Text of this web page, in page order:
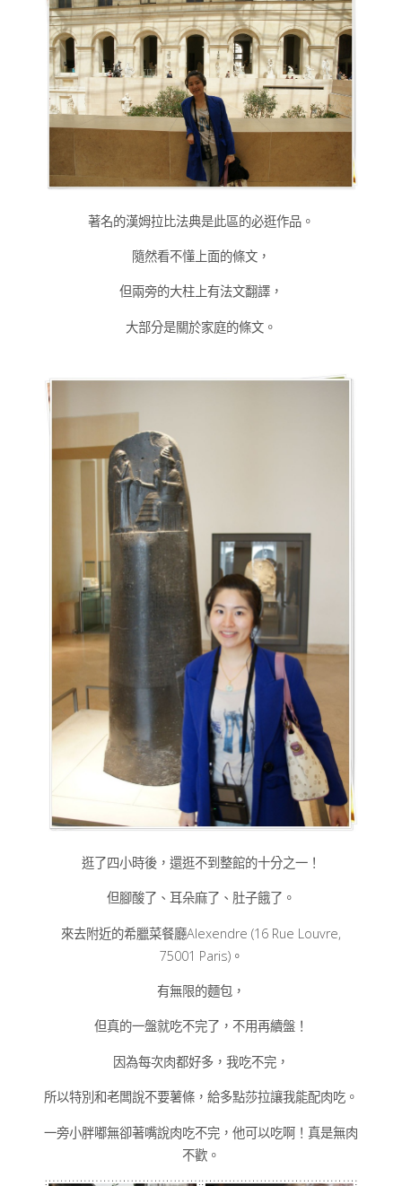
著名的漢姆拉比法典是此區的必逛作品。
隨然看不懂上面的條文，
但兩旁的大柱上有法文翻譯，
大部分是關於家庭的條文。
逛了四小時後，還逛不到整館的十分之一！
但腳酸了、耳朵麻了、肚子餓了。
來去附近的希臘菜餐廳Alexendre (16 Rue Louvre,
75001 Paris)。
有無限的麵包，
但真的一盤就吃不完了，不用再續盤！
因為每次肉都好多，我吃不完，
所以特別和老闆說不要薯條，給多點莎拉讓我能配肉吃。
一旁小胖嘟無卻著嘴說肉吃不完，他可以吃啊！真是無肉
不歡。